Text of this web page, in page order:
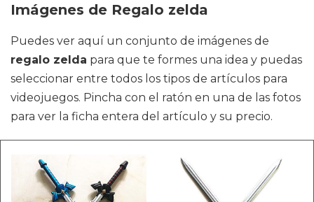
Imágenes de Regalo zelda
Puedes ver aquí un conjunto de imágenes de
regalo zelda para que te formes una idea y puedas
seleccionar entre todos los tipos de artículos para
videojuegos. Pincha con el ratón en una de las fotos
para ver la ficha entera del artículo y su precio.